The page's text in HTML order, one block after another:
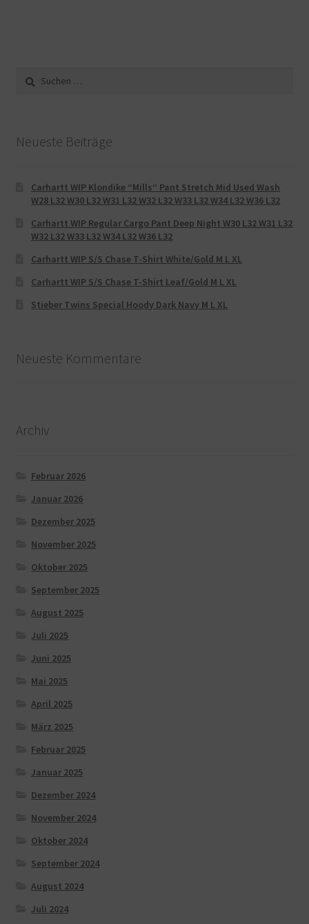
Suche
nach:
Neueste Beiträge
Carhartt WIP Klondike “Mills“ Pant Stretch Mid Used Wash
W28 L32 W30 L32 W31 L32 W32 L32 W33 L32 W34 L32 W36 L32
Carhartt WIP Regular Cargo Pant Deep Night W30 L32 W31 L32
W32 L32 W33 L32 W34 L32 W36 L32
Carhartt WIP S/S Chase T-Shirt White/Gold M L XL
Carhartt WIP S/S Chase T-Shirt Leaf/Gold M L XL
Stieber Twins Special Hoody Dark Navy M L XL
Neueste Kommentare
Archiv
Februar 2026
Januar 2026
Dezember 2025
November 2025
Oktober 2025
September 2025
August 2025
Juli 2025
Juni 2025
Mai 2025
April 2025
März 2025
Februar 2025
Januar 2025
Dezember 2024
November 2024
Oktober 2024
September 2024
August 2024
Juli 2024